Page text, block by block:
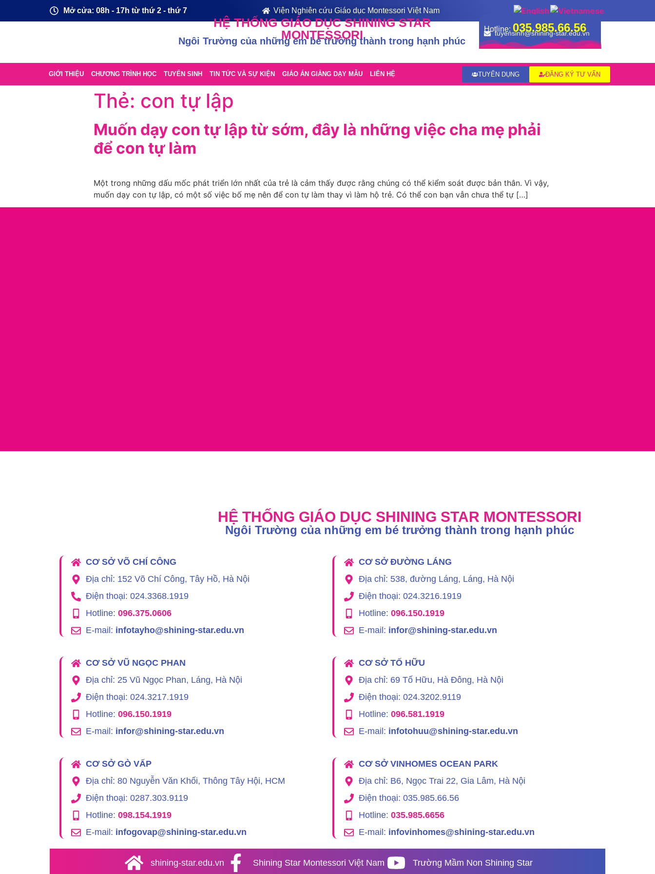
Mở cửa: 08h - 17h từ thứ 2 - thứ 7 Viện Nghiên cứu Giáo dục Montessori Việt Nam
HỆ THỐNG GIÁO DỤC SHINING STAR
MONTESSORI
Ngôi Trường của những em bé trưởng thành trong hạnh phúc
Hotline: 035.985.66.56
tuyensinh@shining-star.edu.vn
GIỚI THIỆU CHƯƠNG TRÌNH HỌC TUYỂN SINH TIN TỨC VÀ SỰ KIỆN GIÁO ÁN GIẢNG DẠY MẪU LIÊN HỆ ĐĂNG KÝ TƯ VẤN
TUYỂN DỤNG
Thẻ: con tự lập
Muốn dạy con tự lập từ sớm, đây là những việc cha mẹ phải
để con tự làm
Một trong những dấu mốc phát triển lớn nhất của trẻ là cảm thấy được rằng chúng có thể kiểm soát được bản thân. Vì vậy,
muốn dạy con tự lập, có một số việc bố mẹ nên để con tự làm thay vì làm hộ trẻ. Có thể con bạn vẫn chưa thể tự […]
HỆ THỐNG GIÁO DỤC SHINING STAR MONTESSORI
Ngôi Trường của những em bé trưởng thành trong hạnh phúc
CƠ SỞ VÕ CHÍ CÔNG
Địa chỉ: 152 Võ Chí Công, Tây Hồ, Hà Nội
Điện thoại: 024.3368.1919
Hotline: 096.375.0606
E-mail: infotayho@shining-star.edu.vn
CƠ SỞ ĐƯỜNG LÁNG
Địa chỉ: 538, đường Láng, Láng, Hà Nội
Điện thoại: 024.3216.1919
Hotline: 096.150.1919
E-mail: infor@shining-star.edu.vn
CƠ SỞ VŨ NGỌC PHAN
Địa chỉ: 25 Vũ Ngọc Phan, Láng, Hà Nội
Điện thoại: 024.3217.1919
Hotline: 096.150.1919
E-mail: infor@shining-star.edu.vn
CƠ SỞ TỐ HỮU
Địa chỉ: 69 Tố Hữu, Hà Đông, Hà Nội
Điện thoại: 024.3202.9119
Hotline: 096.581.1919
E-mail: infotohuu@shining-star.edu.vn
CƠ SỞ GÒ VẤP
Địa chỉ: 80 Nguyễn Văn Khối, Thông Tây Hội, HCM
Điện thoại: 0287.303.9119
Hotline: 098.154.1919
E-mail: infogovap@shining-star.edu.vn
CƠ SỞ VINHOMES OCEAN PARK
Địa chỉ: B6, Ngọc Trai 22, Gia Lâm, Hà Nội
Điện thoại: 035.985.66.56
Hotline: 035.985.6656
E-mail: infovinhomes@shining-star.edu.vn
shining-star.edu.vn Shining Star Montessori Việt Nam Trường Mầm Non Shining Star